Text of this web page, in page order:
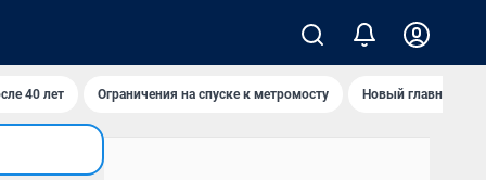
40 лет Ограничения на спуске к метромосту Новый главный